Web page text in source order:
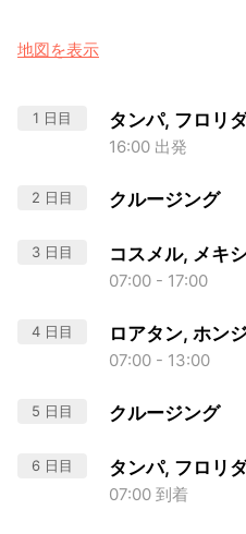
地図を表示
1 日目 タンパ, フロリ
16:00 出発
2 日目 クルージング
3 日目 コスメル, メキ
07:00 - 17:00
4 日目 ロアタン, ホン
07:00 - 13:00
5 日目 クルージング
6 日目 タンパ, フロリ
07:00 到着